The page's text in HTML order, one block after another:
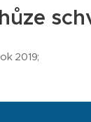
2019;